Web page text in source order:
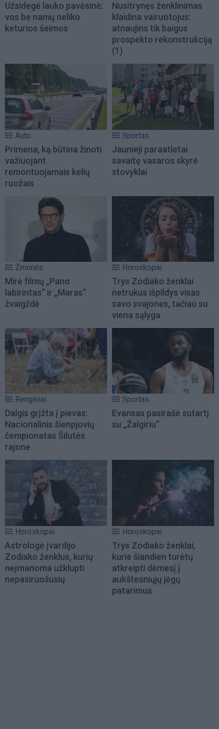
Užsidegė lauko pavėsinė:
vos be namų neliko
keturios šeimos
Nusitrynęs ženklinimas
klaidina vairuotojus:
atnaujins tik baigus
prospekto rekonstrukciją
(1)
Auto
Primena, ką būtina žinoti
važiuojant
remontuojamais kelių
ruožais
Sportas
Jaunieji paraatletai
savaitę vasaros skyrė
stovyklai
Žmonės
Mirė filmų „Pano
labirintas“ ir „Maras“
žvaigždė
Horoskopai
Trys Zodiako ženklai
netrukus išpildys visas
savo svajones, tačiau su
viena sąlyga
Renginiai
Dalgis grįžta į pievas:
Nacionalinis šienpjovių
čempionatas Šilutės
rajone
Sportas
Evansas pasirašė sutartį
su „Žalgiriu“
Horoskopai
Astrologė įvardijo
Zodiako ženklus, kurių
neįmanoma užklupti
nepasiruošusių
Horoskopai
Trys Zodiako ženklai,
kurie šiandien turėtų
atkreipti dėmesį į
aukštesniųjų jėgų
patarimus